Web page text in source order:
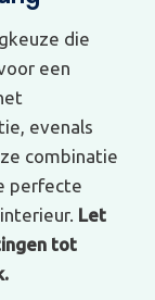
die
een
evenals
combinatie
perfecte
Let
tot